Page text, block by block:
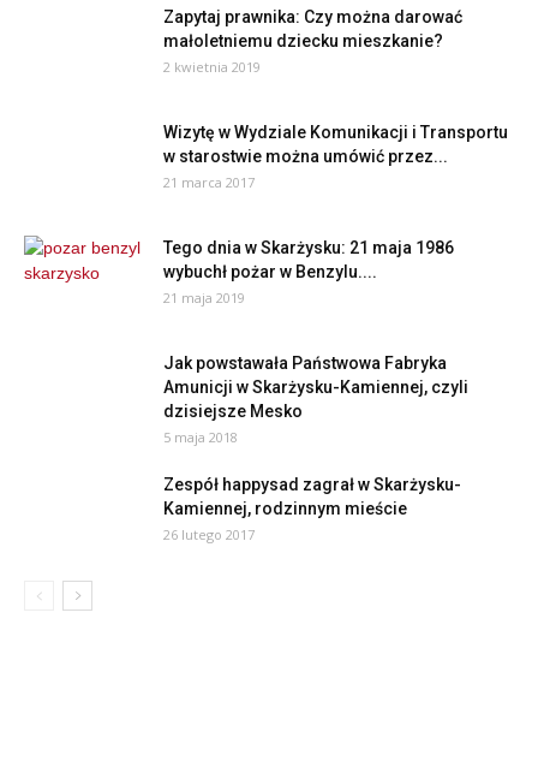
Zapytaj prawnika: Czy można darować
małoletniemu dziecku mieszkanie?
2 kwietnia 2019
Wizytę w Wydziale Komunikacji i Transportu
w starostwie można umówić przez...
21 marca 2017
Tego dnia w Skarżysku: 21 maja 1986
wybuchł pożar w Benzylu....
21 maja 2019
Jak powstawała Państwowa Fabryka
Amunicji w Skarżysku-Kamiennej, czyli
dzisiejsze Mesko
5 maja 2018
Zespół happysad zagrał w Skarżysku-
Kamiennej, rodzinnym mieście
26 lutego 2017